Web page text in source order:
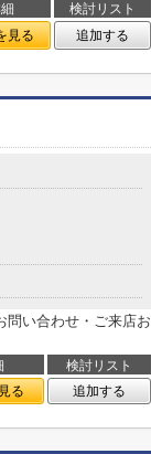
検討リスト
見る 追加する
い合わせ・ご来店お
検討リスト
る 追加する